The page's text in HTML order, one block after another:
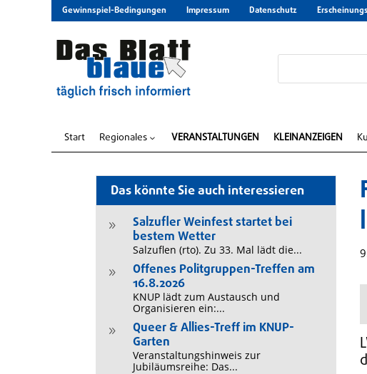
Gewinnspiel-Bedingungen Impressum Datenschutz
Start Regionales 3 VERANSTALTUNGEN KLEINANZEIGEN
Das könnte Sie auch interessieren
9
Salzufler Weinfest startet bei
bestem Wetter
Salzuflen (rto). Zu 33. Mal lädt die...
9
Offenes Politgruppen-Treffen am
16.8.2026
KNUP lädt zum Austausch und
Organisieren ein:...
9
Queer & Allies-Treff im KNUP-
Garten
Veranstaltungshinweis zur
Jubiläumsreihe: Das...